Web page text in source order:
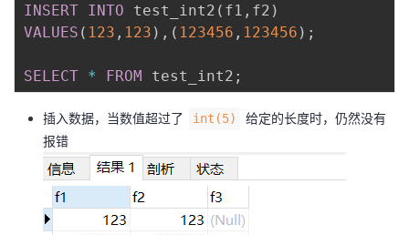
INSERT INTO test_int2 ( f1 , f2 )
VALUES ( 123 , 123 ) , ( 123456 , 123456 ) ;
SELECT * FROM test_int2 ;
插入数据，当数值超过了 int(5)
给定的长度时，仍然没有
报错